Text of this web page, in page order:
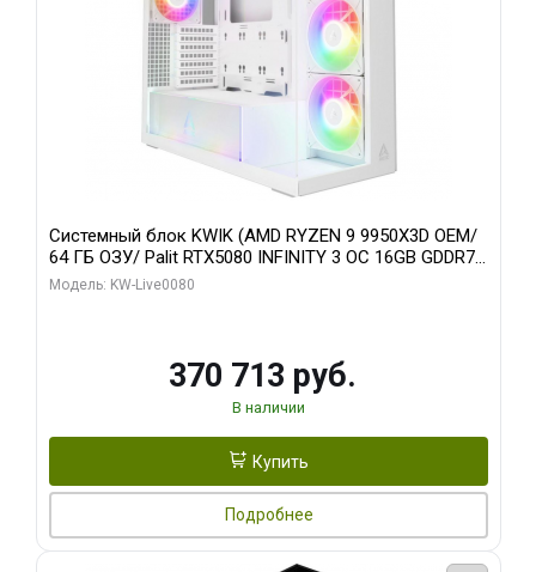
Системный блок KWIK (AMD RYZEN 9 9950X3D OEM/
64 ГБ ОЗУ/ Palit RTX5080 INFINITY 3 OC 16GB GDDR7
256bit 3xDP H/ 960 ГБ SSD)
Модель: KW-Live0080
370 713 руб.
В наличии
Купить
Подробнее